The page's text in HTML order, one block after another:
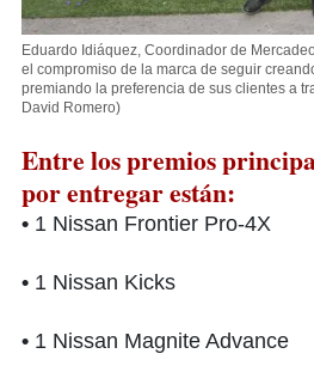
Eduardo Idiáquez, Coordinador de
el compromiso de la marca de seguir
premiando la preferencia de sus clientes a
David Romero)
Entre los premios
por entregar están:
• 1 Nissan Frontier Pro-4X
• 1 Nissan Kicks
• 1 Nissan Magnite Advance